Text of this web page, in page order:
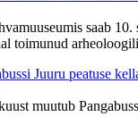
saab
toimunud
Juuru peatuse
muutub